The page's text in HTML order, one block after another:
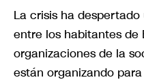
La crisis ha
entre los habitantes de
organizaciones de la
están organizando